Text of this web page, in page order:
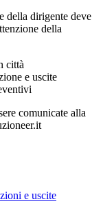
della dirigente deve
della
città
e uscite
comunicate alla
e uscite